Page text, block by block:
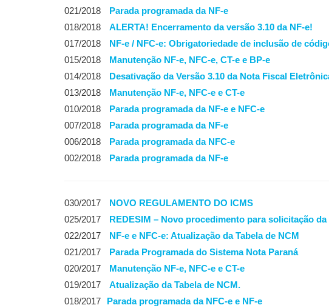
021/2018 Parada programada da NF-e
018/2018
ALERTA! Encerramento da versão 3.10 da NF-e!
017/2018
NF-e / NFC-e: Obrigatoriedade de inclusão de
015/2018
Manutenção NF-e, NFC-e, CT-e e BP-e
014/2018
Desativação da Versão 3.10 da Nota Fiscal
013/2018
Manutenção NF-e, NFC-e e CT-e
010/2018
Parada programada da NF-e e NFC-e
007/2018
Parada programada da NF-e
006/2018
Parada programada da NFC-e
002/2018
Parada programada da NF-e
030/2017 NOVO REGULAMENTO DO ICMS
025/2017
REDESIM – Novo procedimento para solicitação
022/2017
NF-e e NFC-e: Atualização da Tabela de NCM
021/2017
Parada Programada do Sistema Nota Paraná
020/2017
Manutenção NF-e, NFC-e e CT-e
019/2017
Atualização da Tabela de NCM.
018/2017
Parada programada da NFC-e e NF-e